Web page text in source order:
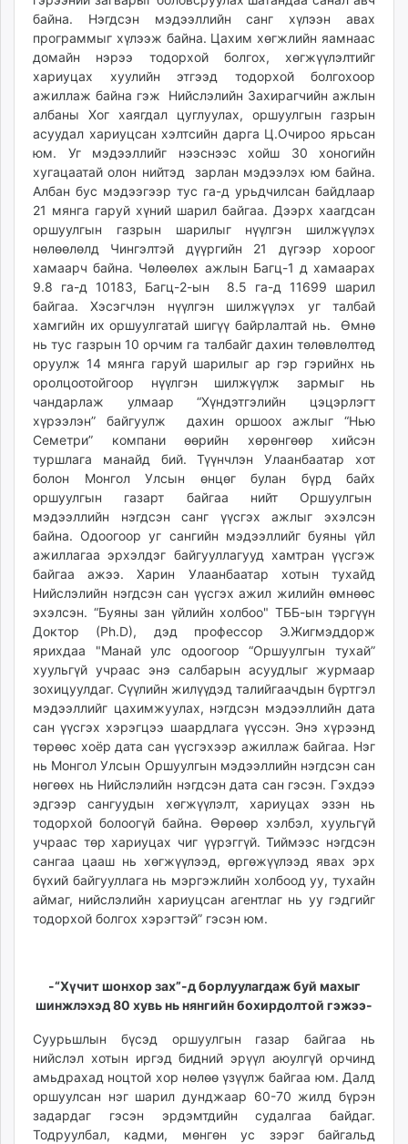
байна. Нэгдсэн мэдээллийн санг хүлээн авах
программыг хүлээж байна. Цахим хөгжлийн яамнаас
домайн нэрээ тодорхой болгох, хөгжүүлэлтийг
хариуцах хуулийн этгээд тодорхой болгохоор
ажиллаж байна гэж Нийслэлийн Захирагчийн ажлын
албаны Хог хаягдал цуглуулах, оршуулгын газрын
асуудал хариуцсан хэлтсийн дарга Ц.Очироо ярьсан
юм. Уг мэдээллийг нээснээс хойш 30 хоногийн
хугацаатай олон нийтэд зарлан мэдээлэх юм байна.
Албан бус мэдээгээр тус га-д урьдчилсан байдлаар
21 мянга гаруй хүний шарил байгаа. Дээрх хаагдсан
оршуулгын газрын шарилыг нүүлгэн шилжүүлэх
нөлөөлөлд Чингэлтэй дүүргийн 21 дүгээр хороог
хамаарч байна. Чөлөөлөх ажлын Багц-1 д хамаарах
9.8 га-д 10183, Багц-2-ын 8.5 га-д 11699 шарил
байгаа. Хэсэгчлэн нүүлгэн шилжүүлэх уг талбай
хамгийн их оршуулгатай шигүү байрлалтай нь. Өмнө
нь тус газрын 10 орчим га талбайг дахин төлөвлөлтөд
оруулж 14 мянга гаруй шарилыг ар гэр гэрийнх нь
оролцоотойгоор нүүлгэн шилжүүлж зармыг нь
чандарлаж улмаар “Хүндэтгэлийн цэцэрлэгт
хүрээлэн” байгуулж дахин оршоох ажлыг “Нью
Семетри” компани өөрийн хөрөнгөөр хийсэн
туршлага манайд бий. Түүнчлэн Улаанбаатар хот
болон Монгол Улсын өнцөг булан бүрд байх
оршуулгын газарт байгаа нийт Оршуулгын
мэдээллийн нэгдсэн санг үүсгэх ажлыг эхэлсэн
байна. Одоогоор уг сангийн мэдээллийг буяны үйл
ажиллагаа эрхэлдэг байгууллагууд хамтран үүсгэж
байгаа ажээ. Харин Улаанбаатар хотын тухайд
Нийслэлийн нэгдсэн сан үүсгэх ажил жилийн өмнөөс
эхэлсэн. “Буяны зан үйлийн холбоо" ТББ-ын тэргүүн
Доктор (Ph.D), дэд профессор Э.Жигмэддорж
ярихдаа "Манай улс одоогоор “Оршуулгын тухай”
хуульгүй учраас энэ салбарын асуудлыг журмаар
зохицуулдаг. Сүүлийн жилүүдэд талийгаачдын бүртгэл
мэдээллийг цахимжуулах, нэгдсэн мэдээллийн дата
сан үүсгэх хэрэгцээ шаардлага үүссэн. Энэ хүрээнд
төрөөс хоёр дата сан үүсгэхээр ажиллаж байгаа. Нэг
нь Монгол Улсын Оршуулгын мэдээллийн нэгдсэн сан
нөгөөх нь Нийслэлийн нэгдсэн дата сан гэсэн. Гэхдээ
эдгээр сангуудын хөгжүүлэлт, хариуцах эзэн нь
тодорхой болоогүй байна. Өөрөөр хэлбэл, хуульгүй
учраас төр хариуцах чиг үүрэггүй. Тиймээс нэгдсэн
сангаа цааш нь хөгжүүлээд, өргөжүүлээд явах эрх
бүхий байгууллага нь мэргэжлийн холбоод уу, тухайн
аймаг, нийслэлийн хариуцсан агентлаг нь уу гэдгийг
тодорхой болгох хэрэгтэй” гэсэн юм.
-“Хүчит шонхор зах”-д борлуулагдаж буй махыг
шинжлэхэд 80 хувь нь нянгийн бохирдолтой гэжээ-
Суурьшлын бүсэд оршуулгын газар байгаа нь
нийслэл хотын иргэд бидний эрүүл аюулгүй орчинд
амьдрахад ноцтой хор нөлөө үзүүлж байгаа юм. Далд
оршуулсан нэг шарил дунджаар 60-70 жилд бүрэн
задардаг гэсэн эрдэмтдийн судалгаа байдаг.
Тодруулбал, кадми, мөнгөн ус зэрэг байгальд